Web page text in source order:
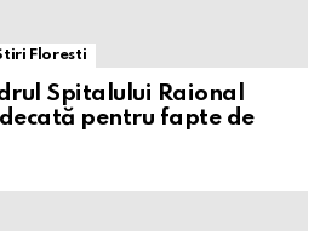
Floresti
Spitalului Raional
pentru fapte de